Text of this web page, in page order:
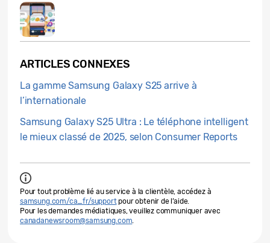
ARTICLES CONNEXES
La gamme Samsung Galaxy S25 arrive à
l’internationale
Samsung Galaxy S25 Ultra : Le téléphone intelligent
le mieux classé de 2025, selon Consumer Reports
Pour tout problème lié au service à la clientèle, accédez à
samsung.com/ca_fr/supportpour obtenir de l’aide.
Pour les demandes médiatiques, veuillez communiquer avec
canadanewsroom@samsung.com.